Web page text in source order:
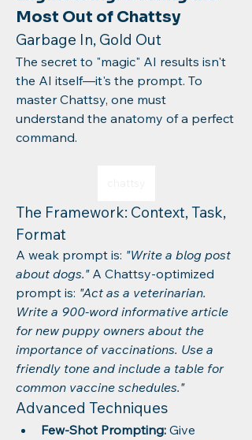
Most Out of Chattsy
Garbage In, Gold Out
The secret to "magic" AI results isn't
the AI itself—it's the prompt. To
master Chattsy, one must
understand the anatomy of a perfect
command.
The Framework: Context, Task,
Format
A weak prompt is: "Write a blog post
about dogs." A Chattsy-optimized
prompt is: "Act as a veterinarian.
Write a 900-word informative article
for new puppy owners about the
importance of vaccinations. Use a
friendly tone and include a table for
common vaccine schedules."
Advanced Techniques
Few-Shot Prompting: Give